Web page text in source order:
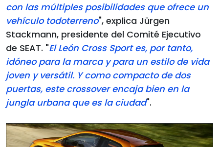
con las múltiples posibilidades que ofrece un
vehículo todoterreno", explica Jürgen
Stackmann, presidente del Comité Ejecutivo
de SEAT. "El León Cross Sport es, por tanto,
idóneo para la marca y para un estilo de vida
joven y versátil. Y como compacto de dos
puertas, este crossover encaja bien en la
jungla urbana que es la ciudad".